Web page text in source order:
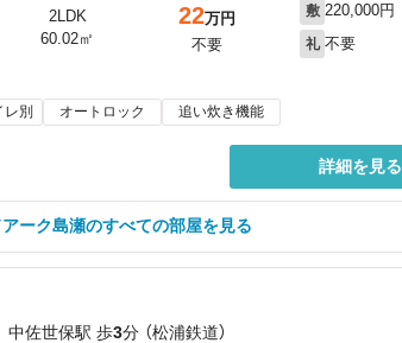
2LDK
60.02㎡
22万円
不要
敷 220,000円
礼 不要
レ別 オートロック 追い炊き機能
詳細を見る
ーク島瀬のすべての部屋を見る
中佐世保駅 歩3分 （松浦鉄道）